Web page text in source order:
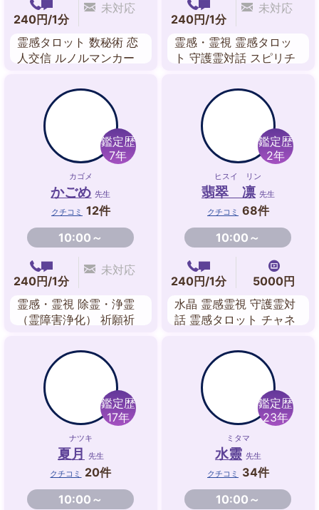
240円/1分
未対応
霊感タロット 数秘術 恋
人交信 ルノルマンカー
ド・リーディング ツイ
ンレイリーディング 波
動修正
240円/1分
未対応
霊感・霊視 霊感タロッ
ト 守護霊対話 スピリチ
動修正 ツインレイリー
ディング
鑑定歴
7年
カゴメ
かごめ 先生
クチコミ 12件
10:00～
240円/1分
未対応
霊感・霊視 除霊・浄霊
（霊障害浄化） 祈願祈
エネルギーワーク ペン
ジュラム 守護霊対話
鑑定歴
2年
ヒスイ リン
翡翠 凛 先生
クチコミ 68件
10:00～
240円/1分
5000円
水晶 霊感霊視 守護霊対
話 霊感タロット チャネ
リーデング
鑑定歴
17年
ナツキ
夏月 先生
クチコミ
20件
10:00～
鑑定歴
23年
ミタマ
水靈 先生
クチコミ
34件
10:00～